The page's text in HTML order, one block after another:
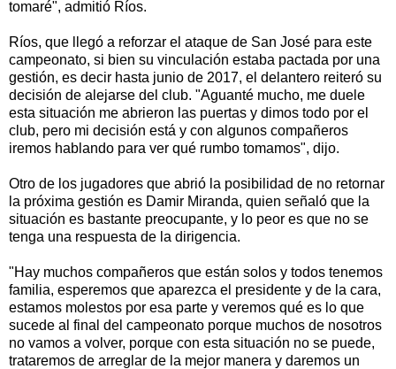
tomaré", admitió Ríos.
Ríos, que llegó a reforzar el ataque de San José para este
campeonato, si bien su vinculación estaba pactada por una
gestión, es decir hasta junio de 2017, el delantero reiteró su
decisión de alejarse del club. "Aguanté mucho, me duele
esta situación me abrieron las puertas y dimos todo por el
club, pero mi decisión está y con algunos compañeros
iremos hablando para ver qué rumbo tomamos", dijo.
Otro de los jugadores que abrió la posibilidad de no retornar
la próxima gestión es Damir Miranda, quien señaló que la
situación es bastante preocupante, y lo peor es que no se
tenga una respuesta de la dirigencia.
"Hay muchos compañeros que están solos y todos tenemos
familia, esperemos que aparezca el presidente y de la cara,
estamos molestos por esa parte y veremos qué es lo que
sucede al final del campeonato porque muchos de nosotros
no vamos a volver, porque con esta situación no se puede,
trataremos de arreglar de la mejor manera y daremos un